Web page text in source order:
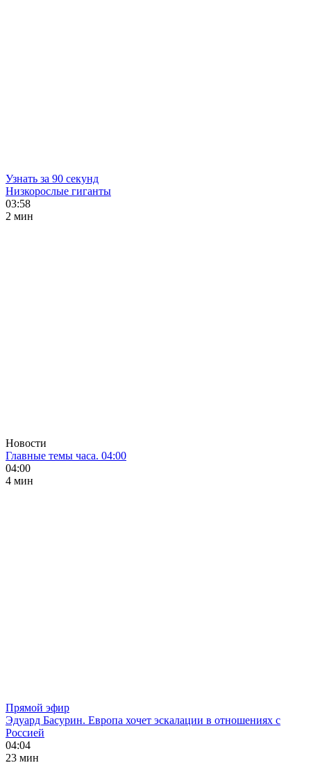
Узнать за 90 секунд
Низкорослые гиганты
03:58
2 мин
Новости
Главные темы часа. 04:00
04:00
4 мин
Прямой эфир
Эдуард Басурин. Европа хочет эскалации в отношениях с
Россией
04:04
23 мин